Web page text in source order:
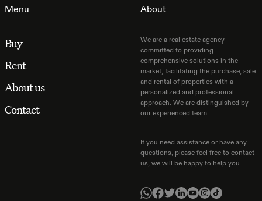
Menu
Buy
Rent
About us
Contact
About
We are a real estate agency
committed to providing
comprehensive solutions in the
market, facilitating the purchase, sale
and rental of properties with a
personalized and professional
approach. We are distinguished by
our experienced team.
If you need assistance or have any
questions, please feel free to contact
us, we will be happy to help you.